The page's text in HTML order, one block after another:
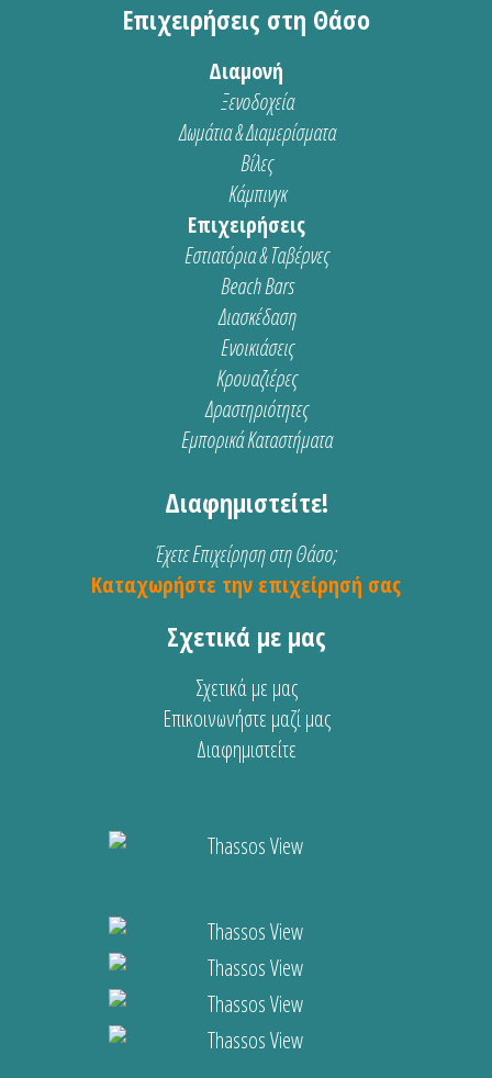
Επιχειρήσεις στη Θάσο
Διαμονή
Ξενοδοχεία
Δωμάτια & Διαμερίσματα
Βίλες
Κάμπινγκ
Επιχειρήσεις
Εστιατόρια & Ταβέρνες
Beach Bars
Διασκέδαση
Ενοικιάσεις
Κρουαζιέρες
Δραστηριότητες
Εμπορικά Καταστήματα
Διαφημιστείτε!
Έχετε Επιχείρηση στη Θάσο;
Καταχωρήστε την επιχείρησή σας
Σχετικά με μας
Σχετικά με μας
Επικοινωνήστε μαζί μας
Διαφημιστείτε